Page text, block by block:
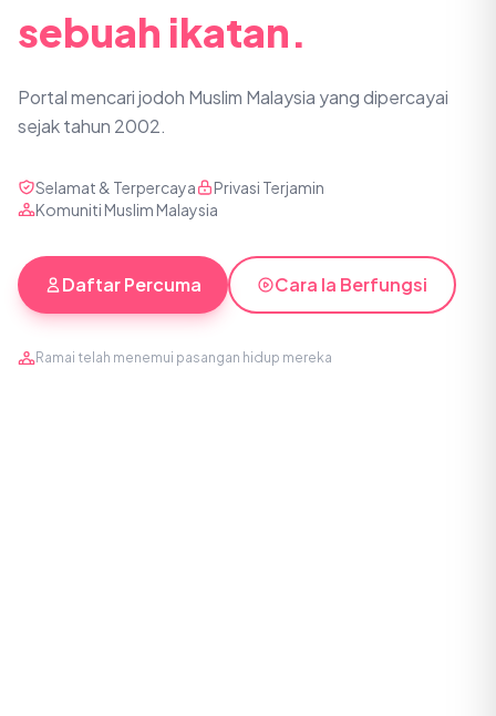
sebuah ikatan.
Portal mencari jodoh Muslim Malaysia yang dipercayai
sejak tahun 2002.
Selamat & Terpercaya
Privasi Terjamin
Komuniti Muslim Malaysia
Daftar Percuma Cara Ia Berfungsi
Ramai telah menemui pasangan hidup mereka